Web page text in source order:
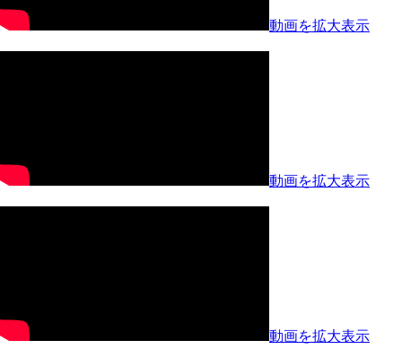
動画を拡大表示
動画を拡大表示
動画を拡大表示